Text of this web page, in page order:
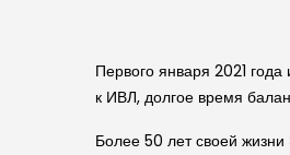
Первого января 2021
к ИВЛ, долгое время
Более 50 лет своей